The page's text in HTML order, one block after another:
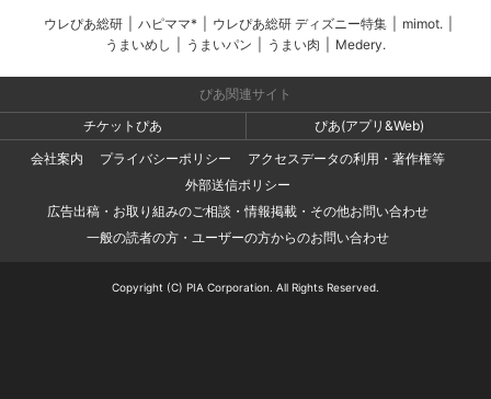
ウレぴあ総研 ハピママ* ウレぴあ総研 ディズニー特集 mimot.
うまいめし
うまいパン うまい肉 Medery.
ぴあ関連サイト
チケットぴあ
ぴあ(アプリ&Web)
会社案内
プライバシーポリシー
アクセスデータの利用・著作権等
外部送信ポリシー
広告出稿・お取り組みのご相談・情報掲載・その他お問い合わせ
一般の読者の方・ユーザーの方からのお問い合わせ
Copyright (C) PIA Corporation. All Rights Reserved.